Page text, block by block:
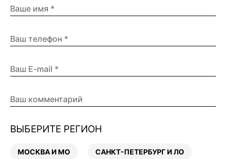
ВЫБЕРИТЕ РЕГИОН
МОСКВА И МО САНКТ-ПЕТЕРБУРГ И ЛО